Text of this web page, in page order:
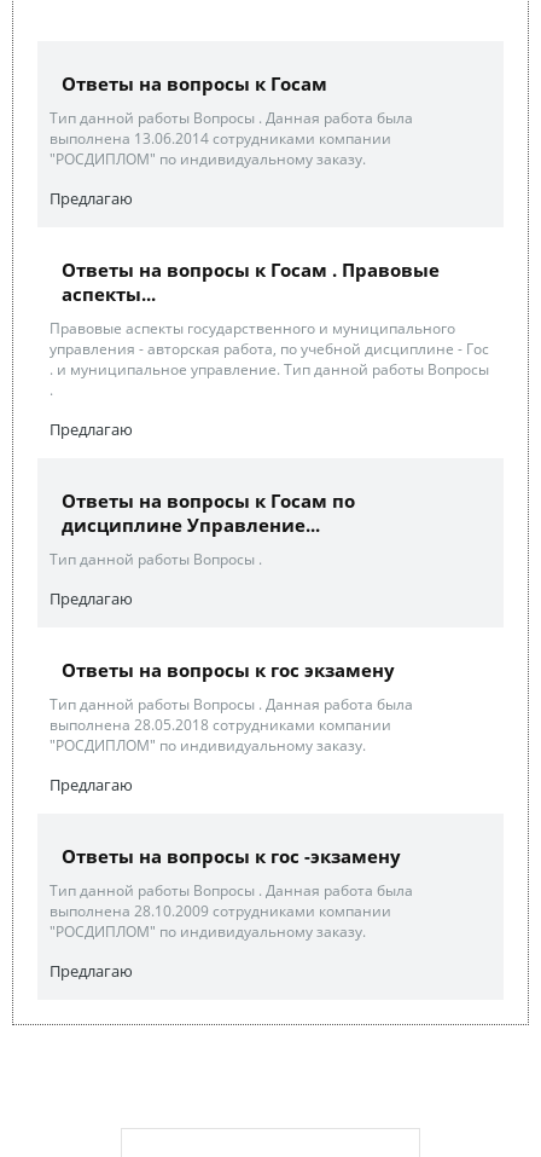
Ответы на вопросы к Госам
Тип данной работы Вопросы . Данная работа была
выполнена 13.06.2014 сотрудниками компании
"РОСДИПЛОМ" по индивидуальному заказу.
Предлагаю
Ответы на вопросы к Госам . Правовые
аспекты...
Правовые аспекты государственного и муниципального
управления - авторская работа, по учебной дисциплине - Гос
. и муниципальное управление. Тип данной работы Вопросы
.
Предлагаю
Ответы на вопросы к Госам по
дисциплине Управление...
Тип данной работы Вопросы .
Предлагаю
Ответы на вопросы к гос экзамену
Тип данной работы Вопросы . Данная работа была
выполнена 28.05.2018 сотрудниками компании
"РОСДИПЛОМ" по индивидуальному заказу.
Предлагаю
Ответы на вопросы к гос -экзамену
Тип данной работы Вопросы . Данная работа была
выполнена 28.10.2009 сотрудниками компании
"РОСДИПЛОМ" по индивидуальному заказу.
Предлагаю